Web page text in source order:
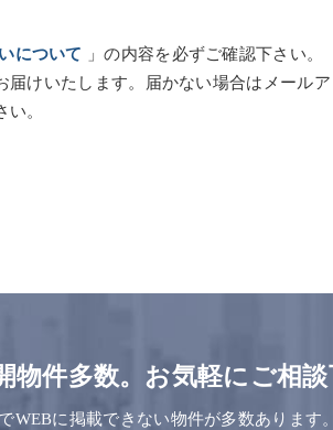
について
」の内容を必ずご確認下さい。
けいたします。届かない場合はメール
。
物件多数。お気軽にご相談
WEBに掲載できない物件が多数あります。